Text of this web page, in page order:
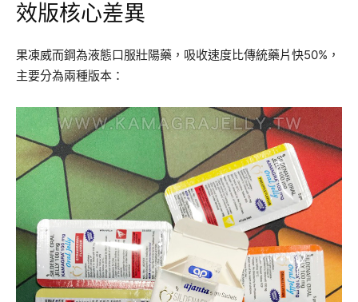
效版核心差異
果凍威而鋼為液態口服壯陽藥，吸收速度比傳統藥片快50%，
主要分為兩種版本：